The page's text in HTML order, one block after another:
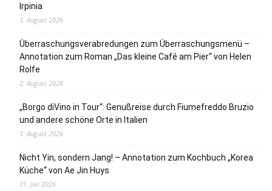
Irpinia
3. August 2026
Überraschungsverabredungen zum Überraschungsmenü –
Annotation zum Roman „Das kleine Café am Pier“ von Helen
Rolfe
2. August 2026
„Borgo diVino in Tour“: Genußreise durch Fiumefreddo Bruzio
und andere schöne Orte in Italien
1. August 2026
Nicht Yin, sondern Jang! – Annotation zum Kochbuch „Korea
Küche“ von Ae Jin Huys
31. Juli 2026